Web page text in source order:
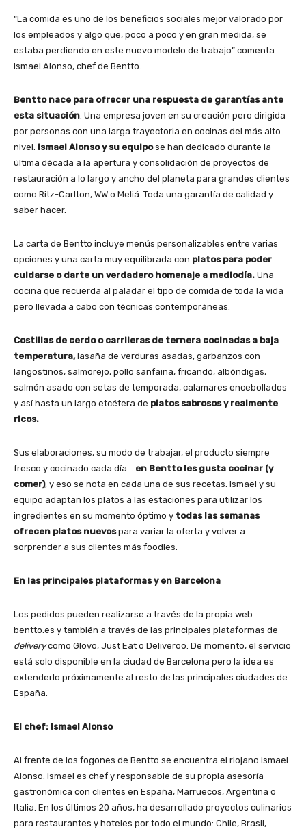
“La comida es uno de los beneficios sociales mejor valorado por
los empleados y algo que, poco a poco y en gran medida, se
estaba perdiendo en este nuevo modelo de trabajo” comenta
Ismael Alonso, chef de Bentto.
Bentto nace para ofrecer una respuesta de garantías ante
esta situación . Una empresa joven en su creación pero dirigida
por personas con una larga trayectoria en cocinas del más alto
nivel. Ismael Alonso y su equipose han dedicado durante la
última década a la apertura y consolidación de proyectos de
restauración a lo largo y ancho del planeta para grandes clientes
como Ritz-Carlton, WW o Meliá. Toda una garantía de calidad y
saber hacer.
La carta de Bentto incluye menús personalizables entre varias
opciones y una carta muy equilibrada con platos para poder
cuidarse o darte un verdadero homenaje a mediodía. Una
cocina que recuerda al paladar el tipo de comida de toda la vida
pero llevada a cabo con técnicas contemporáneas.
Costillas de cerdo o carrileras de ternera cocinadas a baja
temperatura,lasaña de verduras asadas, garbanzos con
langostinos, salmorejo, pollo sanfaina, fricandó, albóndigas,
salmón asado con setas de temporada, calamares encebollados
y así hasta un largo etcétera de platos sabrosos y realmente
ricos.
Sus elaboraciones, su modo de trabajar, el producto siempre
fresco y cocinado cada día… en Bentto les gusta cocinar (y
comer), y eso se nota en cada una de sus recetas. Ismael y su
equipo adaptan los platos a las estaciones para utilizar los
ingredientes en su momento óptimo y todas las semanas
ofrecen platos nuevospara variar la oferta y volver a
sorprender a sus clientes más foodies.
En las principales plataformas y en Barcelona
Los pedidos pueden realizarse a través de la propia web
bentto.es y también a través de las principales plataformas de
deliverycomo Glovo, Just Eat o Deliveroo. De momento, el servicio
está solo disponible en la ciudad de Barcelona pero la idea es
extenderlo próximamente al resto de las principales ciudades de
España.
El chef: Ismael Alonso
Al frente de los fogones de Bentto se encuentra el riojano Ismael
Alonso. Ismael es chef y responsable de su propia asesoría
gastronómica con clientes en España, Marruecos, Argentina o
Italia. En los últimos 20 años, ha desarrollado proyectos culinarios
para restaurantes y hoteles por todo el mundo: Chile, Brasil,